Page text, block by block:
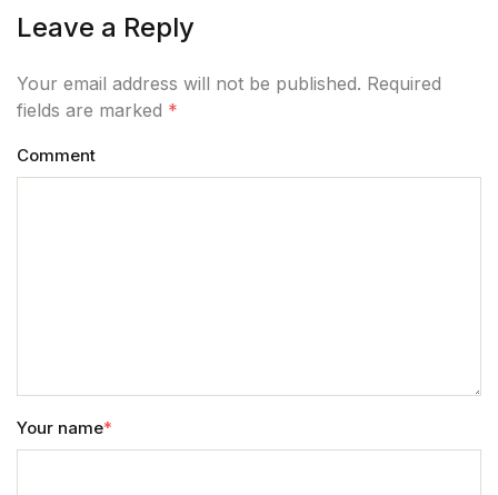
Leave a Reply
Your email address will not be published. Required
fields are marked *
Comment
Your name*